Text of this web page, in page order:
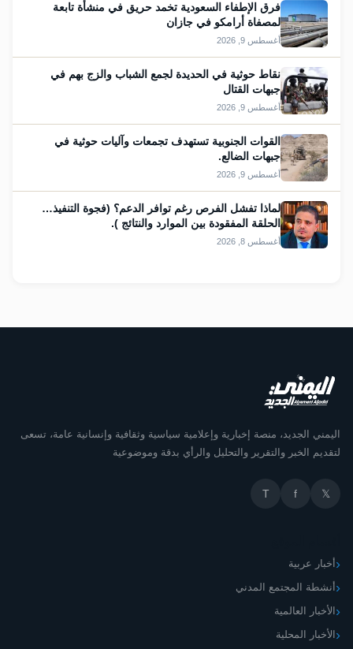
فرق الإطفاء السعودية تخمد حريق في منشأة تابعة
لمصفاة أرامكو في جازان
أغسطس 9, 2026
نقاط حوثية في الحديدة لجمع الشباب والزج بهم في
جبهات القتال
أغسطس 9, 2026
القوات الجنوبية تستهدف تجمعات وآليات حوثية في
جبهات الضالع.
أغسطس 9, 2026
لماذا تفشل الفرص رغم توافر الدعم؟ (فجوة التنفيذ…
الحلقة المفقودة بين الموارد والنتائج ).
أغسطس 8, 2026
اليمني الجديد، منصة إخبارية وإعلامية سياسية وثقافية وإنسانية عامة، تسعى
لتقديم الخبر والتقرير والتحليل والرأي بدقة وموضوعية
𝕏
f
T
أخبار عربية
أنشطة المجتمع المدني
الأخبار العالمية
الأخبار المحلية